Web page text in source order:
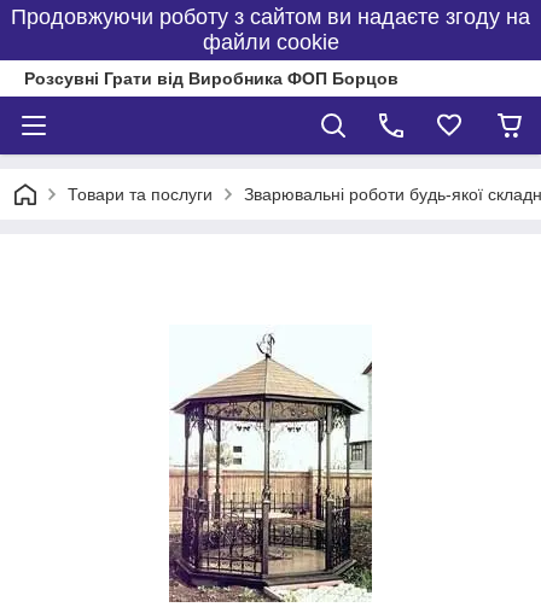
Продовжуючи роботу з сайтом ви надаєте згоду на
файли cookie
Розсувні Грати від Виробника ФОП Борцов
Товари та послуги Зварювальні роботи будь-якої